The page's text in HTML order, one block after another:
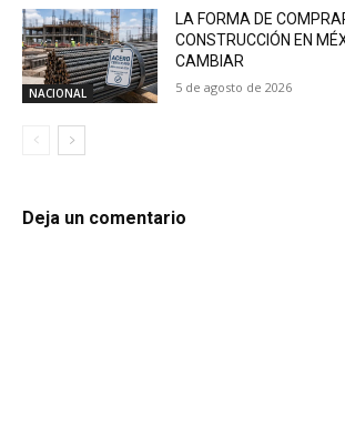
NACIONAL
LA FORMA DE
CONSTRUCCIÓN EN
CAMBIAR
5 de agosto de 2026
Deja un comentario